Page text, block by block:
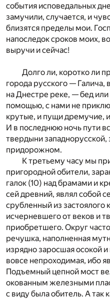
события исповедальных
замучили, случается, и
близятся пределы мои.
напоследок сроков моих,
выручи и сейчас!
Долго ли, коротко ли
города русского —
на Днестре реке, — бед или
помощью, с нами не
крутые, и пущи дремучие,
И в последнюю ночь пути
твердыни западнорусской,
придорожном.
К третьему часу мы
пригородной обители,
галок (10) над брамами и
сей древний, являл собой
срубленный из застоялого
исчерневшего от веков и
приобретшего. Округ
речушка, наполненная
изрядно заросшая осокой
вовсе непроходимая, ибо
Подъемный цепной мост
окованным железными
с виду была обитель. А так